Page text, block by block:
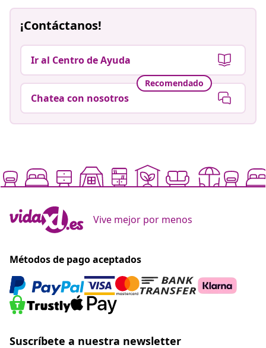
¡Contáctanos!
Ir al Centro de Ayuda
Recomendado
Chatea con nosotros
Vive mejor por menos
Métodos de pago aceptados
Suscríbete a nuestra newsletter